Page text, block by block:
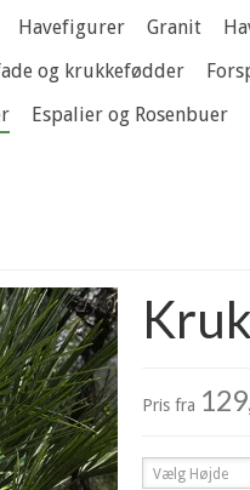
Havefigurer Granit
og krukkefødder
Espalier og Rosenbuer
Pris fra
Vælg Højde